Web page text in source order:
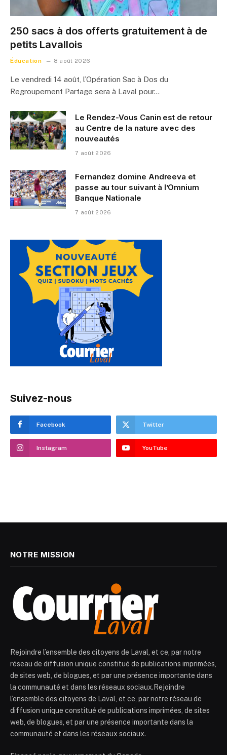
250 sacs à dos offerts gratuitement à de
petits Lavallois
Éducation 8 août 2026
Le vendredi 14 août, l’Opération Sac à Dos du
Regroupement Partage sera à Laval pour…
Le Rendez-Vous Canin est de retour
au Centre de la nature avec des
nouveautés
7 août 2026
Fernandez domine Andreeva et
passe au tour suivant à l’Omnium
Banque Nationale
7 août 2026
Suivez-nous
Facebook Twitter
Instagram YouTube
NOTRE MISSION
Rejoindre l’ensemble des citoyens de Laval, et ce, par notre
réseau de diffusion unique constitué de publications imprimées,
de sites web, de blogues, et par une présence importante dans
la communauté et dans les réseaux sociaux.Rejoindre
l’ensemble des citoyens de Laval, et ce, par notre réseau de
diffusion unique constitué de publications imprimées, de sites
web, de blogues, et par une présence importante dans la
communauté et dans les réseaux sociaux.